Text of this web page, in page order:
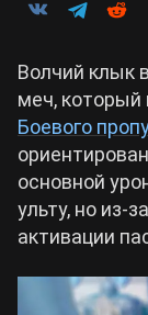
Arknights:
Crimson
Zenless
Kingdom
Билды
Билды
Билды
Билды
Билды
Фильмы и
Волчий клык в
меч, который
Боевого
основной
ульту, но из-
активации